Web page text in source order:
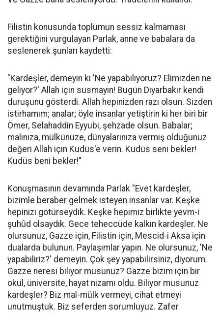
Filistin konusunda toplumun sessiz kalmaması
gerektiğini vurgulayan Parlak, anne ve babalara da
seslenerek şunları kaydetti:
"Kardeşler, demeyin ki 'Ne yapabiliyoruz? Elimizden ne
geliyor?' Allah için susmayın! Bugün Diyarbakır kendi
duruşunu gösterdi. Allah hepinizden razı olsun. Sizden
istirhamım; analar; öyle insanlar yetiştirin ki her biri bir
Ömer, Selahaddin Eyyubi, şehzade olsun. Babalar;
malınıza, mülkünüze, dünyalarınıza vermiş olduğunuz
değeri Allah için Kudüs'e verin. Kudüs seni bekler!
Kudüs beni bekler!"
Konuşmasının devamında Parlak "Evet kardeşler,
bizimle beraber gelmek isteyen insanlar var. Keşke
hepinizi götürseydik. Keşke hepimiz birlikte yevm-i
şuhûd olsaydık. Gece teheccüde kalkın kardeşler. Ne
olursunuz, Gazze için, Filistin için, Mescid-i Aksa için
dualarda bulunun. Paylaşımlar yapın. Ne olursunuz, 'Ne
yapabiliriz?' demeyin. Çok şey yapabilirsiniz, diyorum.
Gazze neresi biliyor musunuz? Gazze bizim için bir
okul, üniversite, hayat nizamı oldu. Biliyor musunuz
kardeşler? Biz mal-mülk vermeyi, cihat etmeyi
unutmuştuk. Biz seferden sorumluyuz. Zafer